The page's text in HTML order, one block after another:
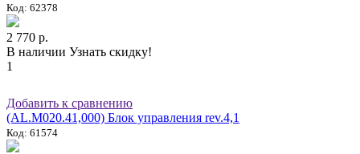
Код: 62378
2 770 р.
В наличии Узнать скидку!
1
Добавить к сравнению
(AL.M020.41,000) Блок управления rev.4,1
Код: 61574